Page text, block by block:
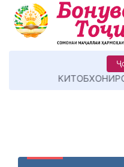
КИТОБХОНИРО